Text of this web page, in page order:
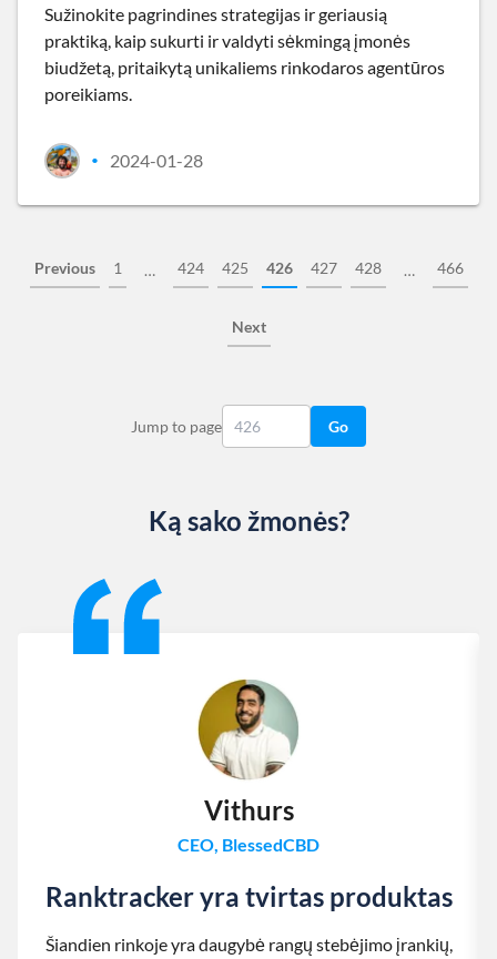
Sužinokite pagrindines strategijas ir geriausią
praktiką, kaip sukurti ir valdyti sėkmingą įmonės
biudžetą, pritaikytą unikaliems rinkodaros agentūros
poreikiams.
• 2024-01-28
Previous 1 … 424 425 426 427 428 … 466
Next
Jump to page Go
Ką sako žmonės?
Vithurs
CEO, BlessedCBD
Ranktracker yra tvirtas produktas
Šiandien rinkoje yra daugybė rangų stebėjimo įrankių,